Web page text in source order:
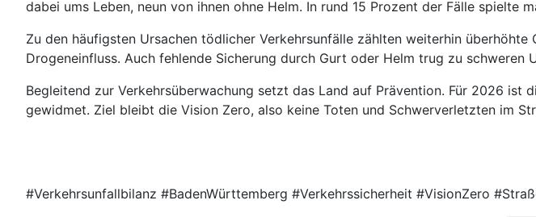
dabei ums Leben, neun von ihnen ohne Helm. In rund 15 Prozent der Fälle spielte
Zu den häufigsten Ursachen tödlicher Verkehrsunfälle zählten weiterhin
Drogeneinfluss. Auch fehlende Sicherung durch Gurt oder Helm trug zu schweren
Begleitend zur Verkehrsüberwachung setzt das Land auf Prävention. Für 2026
gewidmet. Ziel bleibt die Vision Zero, also keine Toten und Schwerverletzten im
#Verkehrsunfallbilanz #BadenWürttemberg #Verkehrssicherheit #VisionZero